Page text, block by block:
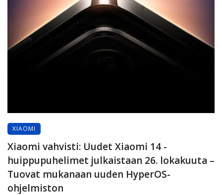
XIAOMI
Xiaomi vahvisti: Uudet Xiaomi 14 -
huippupuhelimet julkaistaan 26. lokakuuta –
Tuovat mukanaan uuden HyperOS-
ohjelmiston